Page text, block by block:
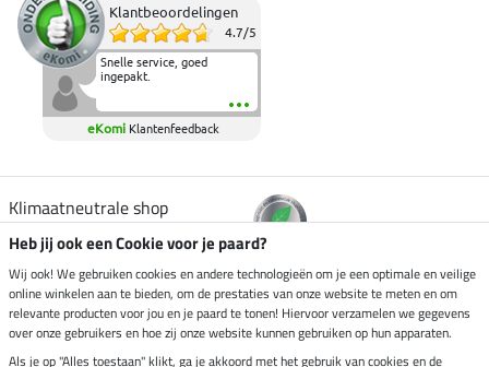
Klantbeoordelingen
4.7/5
Snelle service, goed
ingepakt.
eKomi Klantenfeedback
Klimaatneutrale shop
Verzending per
Veilig betalen met
Heb jij ook een Cookie voor je paard?
Wij ook! We gebruiken cookies en andere technologieën om je een optimale en veilige
online winkelen aan te bieden, om de prestaties van onze website te meten en om
relevante producten voor jou en je paard te tonen! Hiervoor verzamelen we gegevens
over onze gebruikers en hoe zij onze website kunnen gebruiken op hun apparaten.
Als je op "Alles toestaan" klikt, ga je akkoord met het gebruik van cookies en de